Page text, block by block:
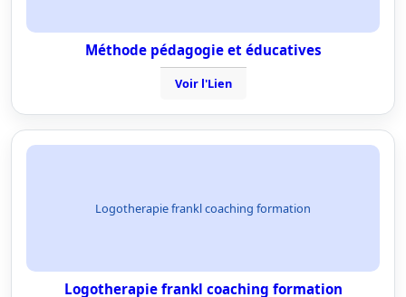
Méthode pédagogie et éducatives
Voir l'Lien
Logotherapie frankl coaching formation
Logotherapie frankl coaching formation